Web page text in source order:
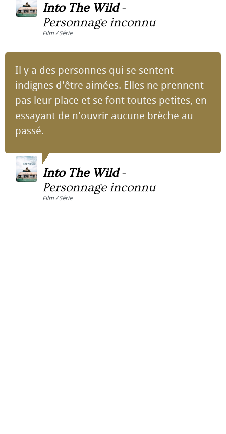
Into The Wild-
Personnage inconnu
Film / Série
Il y a des personnes qui se sentent
indignes d'être aimées. Elles ne prennent
pas leur place et se font toutes petites, en
essayant de n'ouvrir aucune brèche au
passé.
Into The Wild-
Personnage inconnu
Film / Série